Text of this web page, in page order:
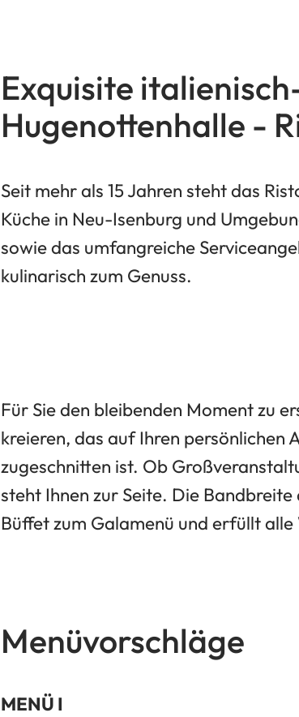
Exquisite
Hugenottenhalle -
Seit mehr als 15 Jahren steht das
Küche in Neu-Isenburg und
sowie das umfangreiche
kulinarisch zum Genuss.
Für Sie den bleibenden Moment zu
kreieren, das auf Ihren persönlichen
zugeschnitten ist. Ob
steht Ihnen zur Seite. Die
Büffet zum Galamenü und erfüllt
Menüvorschläge
MENÜ I